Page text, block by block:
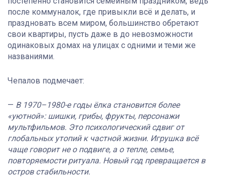
после коммуналок, где привыкли всё и делать, и
праздновать всем миром, большинство обретают
свои квартиры, пусть даже в до невозможности
одинаковых домах на улицах с одними и теми же
названиями.
Чепалов подмечает:
— В 1970–1980-е годы ёлка становится более
«уютной»: шишки, грибы, фрукты, персонажи
мультфильмов. Это психологический сдвиг от
глобальных утопий к частной жизни. Игрушка всё
чаще говорит не о подвиге, а о тепле, семье,
повторяемости ритуала. Новый год превращается в
остров стабильности.